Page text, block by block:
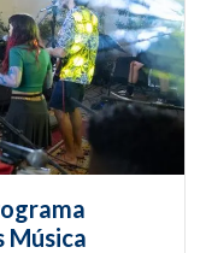
Música